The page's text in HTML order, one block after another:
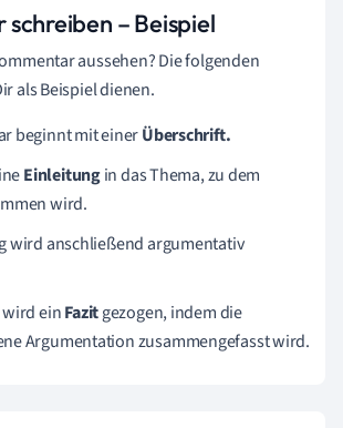
–Beispiel
aussehen? Die folgenden
als Beispiel dienen.
beginnt mit einerÜberschrift.
Einleitungin das Thema, zu dem
wird.
wird anschließend argumentativ
einFazitgezogen, indem die
Argumentation zusammengefasst wird.